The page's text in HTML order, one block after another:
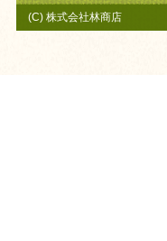
(C) 株式会社林商店